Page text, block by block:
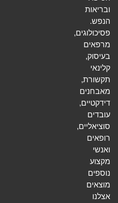
ובריאות
הנפש.
פסיכולוגים,
מרפאים
בעיסוק,
קלינאי
תקשורת,
מאבחנים
דידקטיים,
עובדים
סוציאליים,
רופאים
ואנשי
מקצוע
נוספים
מוצאים
אצלנו